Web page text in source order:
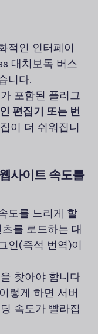
적인 인터페이
대치보독 버스
니다.
포함된 플러그
편집기 또는 번
이 더 쉬워집니
웹사이트 속도를
도를 느리게 할
를 로드하는 대
인(즉석 번역)이
찾아야 합니다
이렇게 하면 서버
속도가 빨라집